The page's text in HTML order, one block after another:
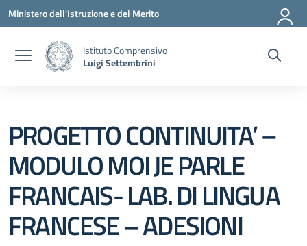
Vai ai contenuti
Vai al menu di navigazione
Vai al footer
Ministero dell'Istruzione e del Merito
Istituto Comprensivo
Luigi Settembrini
PROGETTO CONTINUITA’ –
MODULO MOI JE PARLE
FRANCAIS- LAB. DI LINGUA
FRANCESE – ADESIONI